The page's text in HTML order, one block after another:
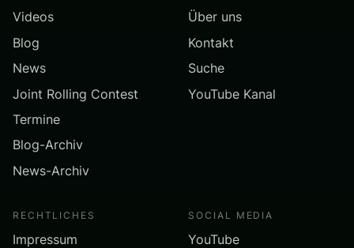
Videos
Blog
News
Joint Rolling Contest
Termine
Blog-Archiv
News-Archiv
Über uns
Kontakt
Suche
YouTube Kanal
RECHTLICHES
Impressum
SOCIAL MEDIA
YouTube